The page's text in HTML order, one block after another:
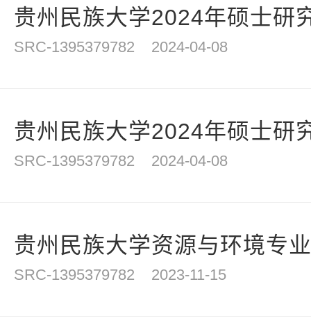
贵州民族大学2024年硕士研
SRC-1395379782 2024-04-08
贵州民族大学2024年硕士研
SRC-1395379782 2024-04-08
贵州民族大学资源与环境专
SRC-1395379782 2023-11-15